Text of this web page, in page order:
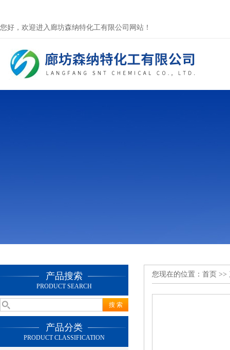
您好，欢迎进入廊坊森纳特化工有限公司网站！
产品搜索
PRODUCT SEARCH
产品分类
PRODUCT CLASSIFICATION
您现在的位置： 首页 >>